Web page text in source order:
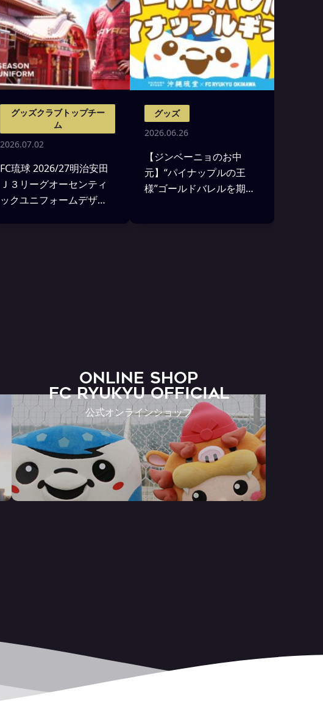
グッズクラブトップチー
ム
2026.07.02
FC琉球 2026/27明治安田
Ｊ３リーグオーセンティ
ックユニフォームデザイ
グッズ
2026.06.26
【ジンベーニョのお中
元】“パイナップルの王
様”ゴールドバレルを期間
ONLINE SHOP
FC RYUKYU OFFICIAL
公式オンラインショップ